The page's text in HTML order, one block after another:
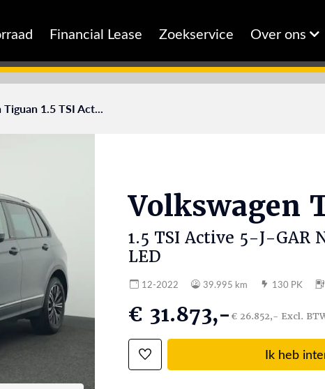
Financial Lease Zoekservice Over ons
1.5 TSI Act...
Volkswagen
1.5 TSI Active 5-J-GAR
LED
12-2022 39.995 km 130 PK
€ 31.873,-€ 26.852,- Excl.
Ik heb